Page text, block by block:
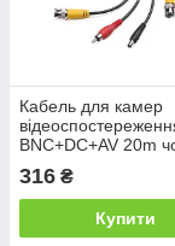
Кабель для камер
BNC+DC+AV 20m
316 ₴
Купити